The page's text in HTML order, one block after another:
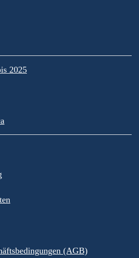
2025
(AGB)